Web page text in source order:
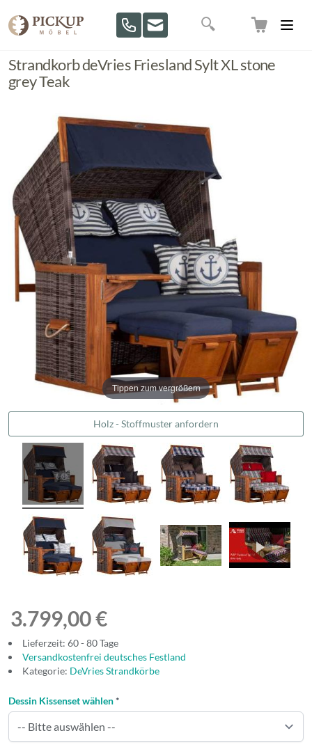
Suche
Strandkorb deVries Friesland Sylt XL stone
grey Teak
Tippen zum vergrößern
Holz - Stoffmuster anfordern
3.799,00 €
Lieferzeit: 60 - 80 Tage
Versandkostenfrei deutsches Festland
Kategorie: DeVries Strandkörbe
Dessin Kissenset wählen *